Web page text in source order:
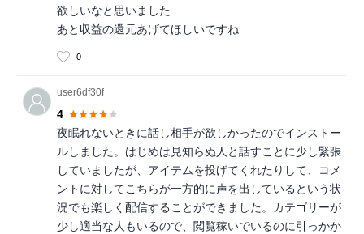
欲しいなと思いました
あと収益の還元あげてほしいですね
0
user6df30f
4
夜眠れないときに話し相手が欲しかったのでインストー
ルしました。はじめは見知らぬ人と話すことに少し緊張
していましたが、アイテムを投げてくれたりして、コメ
ントに対してこちらが一方的に声を出しているという状
況でも楽しく配信することができました。カテゴリーが
少し適当な人もいるので、閲覧稼いでいるのに引っかか